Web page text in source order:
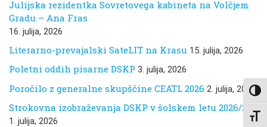
Julijska rezidentka Sovretovega kabineta na Volčjem
Gradu – Ana Fras
16. julija, 2026
Literarno-prevajalski SateLIT na Krasu 15. julija, 2026
Poletni oddih pisarne DSKP 3. julija, 2026
Poročilo z generalne skupščine CEATL 2026 2. julija, 2026
Strokovna izobraževanja DSKP v šolskem letu 2026/27
1. julija, 2026